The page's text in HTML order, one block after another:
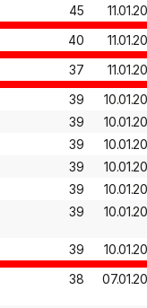
45
40
37
39
39
39
39
39
39
39
38